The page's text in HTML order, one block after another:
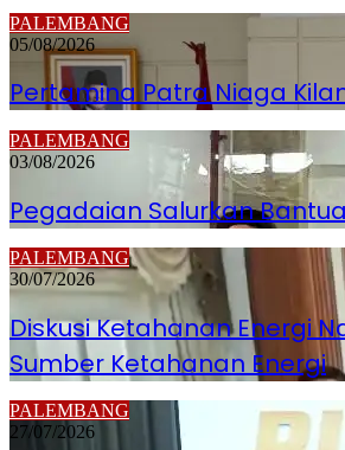
PALEMBANG
05/08/2026
Pertamina Patra Niaga
PALEMBANG
03/08/2026
Pegadaian Salurkan
PALEMBANG
30/07/2026
Diskusi Ketahanan Energi
Sumber Ketahanan Energi
PALEMBANG
27/07/2026